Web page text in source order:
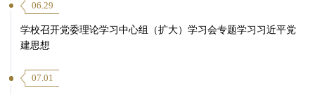
06.29
学校召开党委理论学习中心组（扩大）学习会专题学习习近平党
建思想
07.01